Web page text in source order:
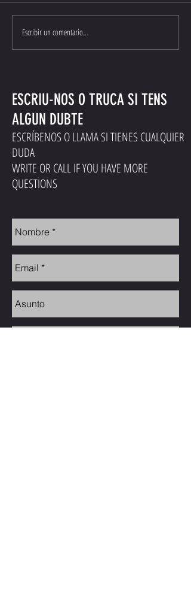
Escribir un comentario...
ESCRIU-NOS O TRUCA SI TENS
ALGUN DUBTE
ESCRÍBENOS O LLAMA SI TIENES CUALQUIER
DUDA
WRITE OR CALL IF YOU HAVE MORE
QUESTIONS